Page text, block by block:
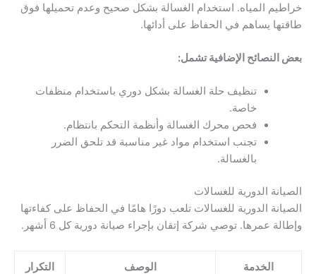
خراطيم المياه. استخدام الغسالة بشكل صحيح وعدم تحميلها فوق
طاقتها يساهم في الحفاظ على أدائها.
بعض النصائح الإضافية تشمل:
تنظيف حلة الغسالة بشكل دوري باستخدام منظفات
خاصة.
فحص محرك الغسالة وأنظمة التحكم بانتظام.
تجنب استخدام مواد غير مناسبة قد تلحق الضرر
بالغسالة.
الصيانة الدورية للغسالات
الصيانة الدورية للغسالات تلعب دورًا هامًا في الحفاظ على كفاءتها
وإطالة عمرها. توصي شركة إتقان بإجراء صيانة دورية كل 6 أشهر.
الخدمة الوصف التكرار